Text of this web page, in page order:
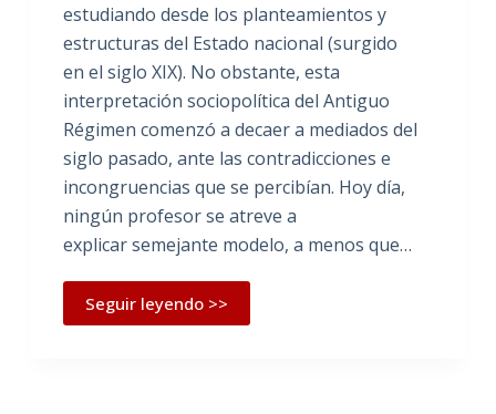
estudiando desde los planteamientos y
estructuras del Estado nacional (surgido
en el siglo XIX). No obstante, esta
interpretación sociopolítica del Antiguo
Régimen comenzó a decaer a mediados del
siglo pasado, ante las contradicciones e
incongruencias que se percibían. Hoy día,
ningún profesor se atreve a
explicar semejante modelo, a menos que…
Seguir leyendo >>